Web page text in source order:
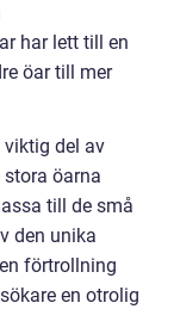
har lett till en
öar till mer
del av
öarna
till de små
den unika
förtrollning
en otrolig